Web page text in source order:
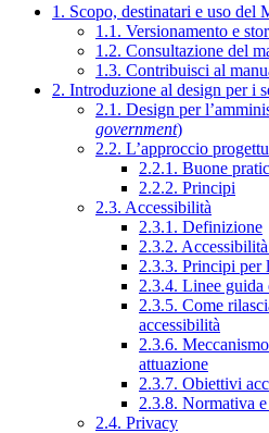
1. Scopo, destinatari e uso del
1.1. Versionamento e
1.2. Consultazione del
1.3. Contribuisci al
2. Introduzione al design per i
2.1. Design per
government)
2.2. L’approccio
2.2.1. Buone
2.2.2. Principi
2.3. Accessibilità
2.3.1. Definizione
2.3.2.
2.3.3. Principi per
2.3.4. Linee guida
2.3.5. Come
accessibilità
2.3.6.
attuazione
2.3.7. Obiettivi
2.3.8. Normativa
2.4. Privacy